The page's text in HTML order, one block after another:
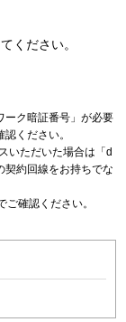
ください。
ーク暗証番号」が必要
認ください。
いただいた場合は「d
契約回線をお持ちでな
ご確認ください。